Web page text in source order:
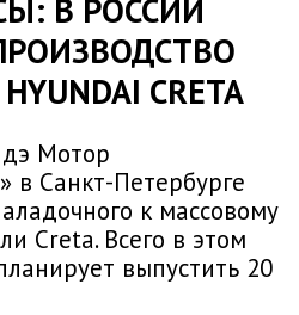
В РОССИИ
CRETA
Мотор
в Санкт-Петербурге
к массовому
Creta. Всего в этом
выпустить 20